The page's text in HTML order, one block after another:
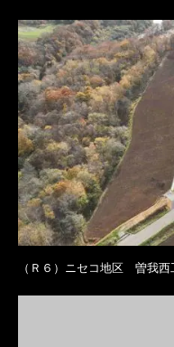
（Ｒ６）ニセコ地区 曽我西